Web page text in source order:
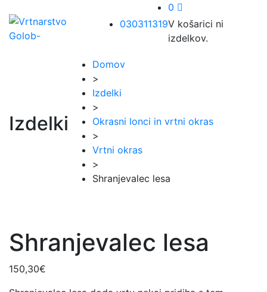
030311319
0
V košarici ni
izdelkov.
Izdelki
Domov
>
Izdelki
>
Okrasni lonci in vrtni okras
>
Vrtni okras
>
Shranjevalec lesa
Shranjevalec lesa
150,30€